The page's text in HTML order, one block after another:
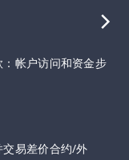
帐户访问和资金步
易差价合约/外